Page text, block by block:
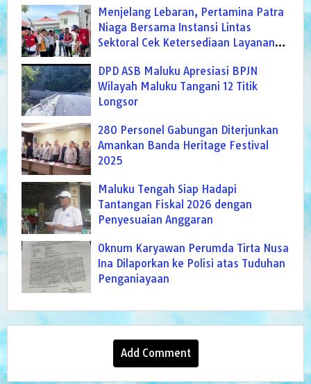
Menjelang Lebaran, Pertamina Patra
Niaga Bersama Instansi Lintas
Sektoral Cek Ketersediaan Layanan
Bagian Timur
DPD ASB Maluku Apresiasi BPJN
Wilayah Maluku Tangani 12 Titik
Longsor
280 Personel Gabungan Diterjunkan
Amankan Banda Heritage Festival
2025
Maluku Tengah Siap Hadapi
Tantangan Fiskal 2026 dengan
Penyesuaian Anggaran
Oknum Karyawan Perumda Tirta Nusa
Ina Dilaporkan ke Polisi atas Tuduhan
Penganiayaan
Add Comment